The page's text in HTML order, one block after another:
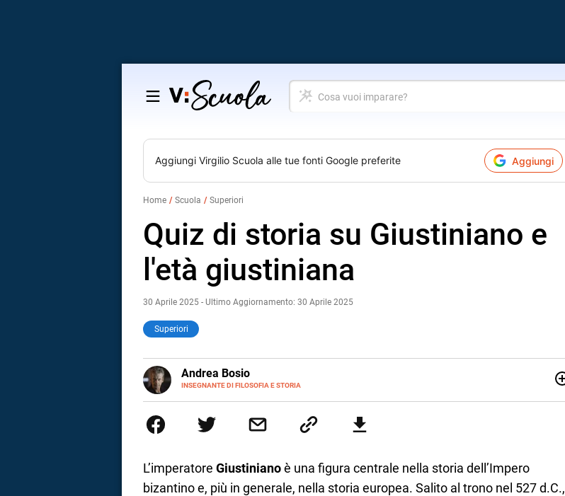
Salta
contenuto
Cosa
vuoi
Aggiungi Virgilio Scuola alle tue fonti Google preferite Aggiungi
Home Scuola Superiori
Quiz di storia su Giustiniano e
l'età giustiniana
30 Aprile 2025 - Ultimo Aggiornamento: 30 Aprile 2025
Superiori
Andrea Bosio
INSEGNANTE DI FILOSOFIA E STORIA
E-
MAIL
dottorando presso la Facoltà valdese di teologia. Per Effatà editrice, ha pubblicato il
volume Giovani Minzoni terra incognita.
L’imperatore Giustinianoè una figura centrale nella storia dell’Impero
bizantino e, più in generale, nella storia europea. Salito al trono nel 527 d.C.,